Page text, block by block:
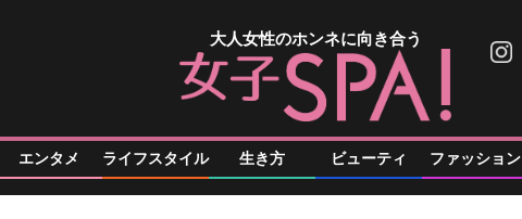
大人女性のホンネに向き合う
エンタメ ライフスタイル 生き方 ビューティ ファッション